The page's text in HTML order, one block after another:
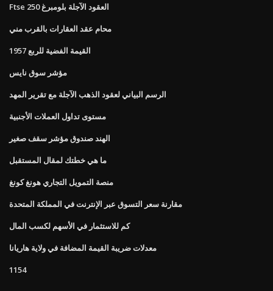
Ftse 250 العقود الآجلة بلومبرغ
محام عقد العقارات بالقرب مني
القيمة الفضية للربع 1957
مؤشر سوق نايس
الرسم البياني لعقود الذهب الآجلة مع تقرير المهد
مستوى تداول العملات الأجنبية
الهند صندوق مؤشر سقف صغير
ما هي خطتك لمقال المستقبل
منصة التمويل التجاري هونغ كونغ
مقارنة سعر التسوق عبر الإنترنت في المملكة المتحدة
كم للاستثمار في الأسهم لكسب المال
معدلات ضريبة القيمة المضافة في ولاية هاريانا
1154